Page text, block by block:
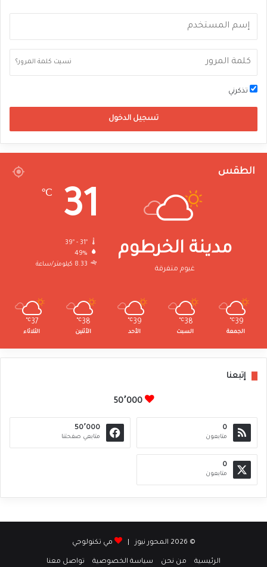
نسيت كلمة المرور؟
تذكرني
تسجيل الدخول
الطقس
مدينة الخرطوم
غيوم متفرقة
31
℃
39º - 31º
49%
8.33 كيلومتر/ساعة
39
℃
الجمعة
38
℃
السبت
39
℃
الأحد
38
℃
الأثنين
37
℃
الثلاثاء
إتبعنا
50٬000
0
متابعون
50٬000
متابعي صفحتنا
0
متابعون
© 2026 المحور نيوز | مي تكنولوجي
الرئيسية من نحن سياسة الخصوصية تواصل معنا